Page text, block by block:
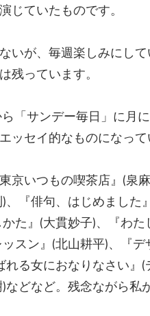
じていたものです。
いが、毎週楽しみにし
残っています。
「サンデー毎日」に月
ッセイ的なものになって
京いつもの喫茶店』(泉
、『俳句、はじめまし
た』(大貫妙子)、『わ
スン』(北山耕平)、『
る女におなりなさい』
などなど。残念ながら私